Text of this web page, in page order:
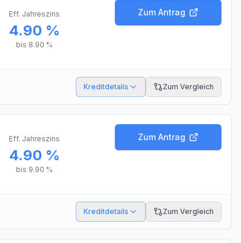
Eff. Jahreszins
4.90 %
bis 8.90 %
Zum Antrag
Kreditdetails Zum Vergleich
Eff. Jahreszins
4.90 %
bis 9.90 %
Zum Antrag
Kreditdetails Zum Vergleich